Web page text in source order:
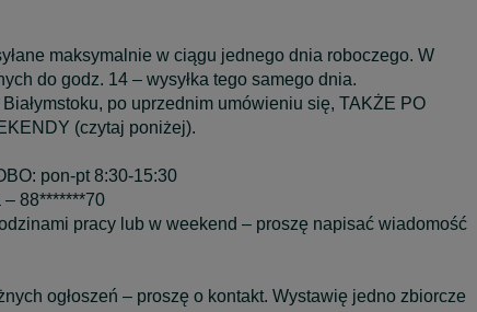
maksymalnie w ciągu jednego dnia roboczego. W
do godz. 14 – wysyłka tego samego dnia.
po uprzednim umówieniu się, TAKŻE PO
(czytaj poniżej).
pon-pt 8:30-15:30
88*******70
pracy lub w weekend – proszę napisać wiadomość
ogłoszeń – proszę o kontakt. Wystawię jedno zbiorcze